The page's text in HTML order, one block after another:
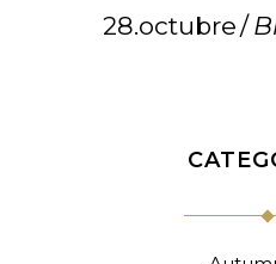
28.octubre